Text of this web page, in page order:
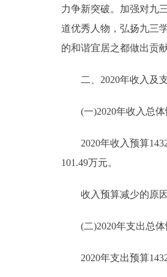
力争新突破。加强对九
道优秀人物，弘扬九三
的和谐宜居之都做出贡献
二、2020年收入及
(一)2020年收入总体
2020年收入预算
101.49万元。
收入预算减少的原因
(二)2020年支出总体
2020年支出预算